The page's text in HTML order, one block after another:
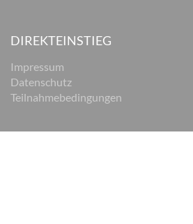
DIREKTEINSTIEG
Impressum
Datenschutz
Teilnahmebedingungen